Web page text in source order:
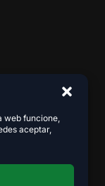
web funcione,
aceptar,